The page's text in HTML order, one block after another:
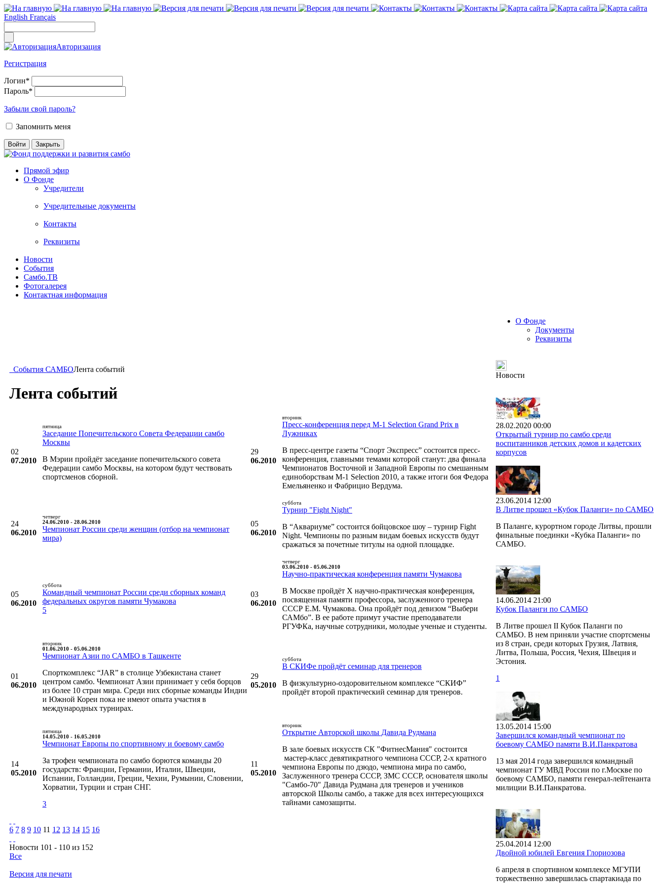
English Français
Авторизация
Регистрация
Логин*
Пароль*
Забыли свой пароль?
Запомнить меня
Прямой эфир
О Фонде
Учредители
Учредительные документы
Контакты
Реквизиты
Новости
События
Самбо.ТВ
Фотогалерея
Контактная информация
События САМБОЛента событий
Лента событий
02
07.2010
пятница
Заседание Попечительского Совета Федерации самбо
Москвы
В Мэрии пройдёт заседание попечительского совета
Федерации самбо Москвы, на котором будут чествовать
спортсменов сборной.
29
06.2010
вторник
Пресс-конференция перед M-1 Selection Grand Prix в
Лужниках
В пресс-центре газеты “Спорт Экспресс” состоится пресс-
конференция, главными темами которой станут: два финала
Чемпионатов Восточной и Западной Европы по смешанным
единоборствам M-1 Selection 2010, а также итоги боя Федора
Емельяненко и Фабрицио Вердума.
24
06.2010
четверг
24.06.2010 - 28.06.2010
Чемпионат России среди женщин (отбор на чемпионат
мира)
05
06.2010
суббота
Турнир "Fight Night"
В “Аквариуме” состоится бойцовское шоу – турнир Fight
Night. Чемпионы по разным видам боевых искусств будут
сражаться за почетные титулы на одной площадке.
05
06.2010
суббота
Командный чемпионат России среди сборных команд
федеральных округов памяти Чумакова
5
03
06.2010
четверг
03.06.2010 - 05.06.2010
Научно-практическая конференция памяти Чумакова
В Москве пройдёт X научно-практическая конференция,
посвященная памяти профессора, заслуженного тренера
СССР Е.М. Чумакова. Она пройдёт под девизом “Выбери
САМбо”. В ее работе примут участие преподаватели
РГУФКа, научные сотрудники, молодые ученые и студенты.
01
06.2010
вторник
01.06.2010 - 05.06.2010
Чемпионат Азии по САМБО в Ташкенте
Спорткомплекс “JAR” в столице Узбекистана станет
центром самбо. Чемпионат Азии принимает у себя борцов
из более 10 стран мира. Среди них сборные команды Индии
и Южной Кореи пока не имеют опыта участия в
международных турнирах.
29
05.2010
суббота
В СКИФе пройдёт семинар для тренеров
В физкультурно-оздоровительном комплексе “СКИФ”
пройдёт второй практический семинар для тренеров.
14
05.2010
пятница
14.05.2010 - 16.05.2010
Чемпионат Европы по спортивному и боевому самбо
За трофеи чемпионата по самбо борются команды 20
государств: Франции, Германии, Италии, Швеции,
Испании, Голландии, Греции, Чехии, Румынии, Словении,
Хорватии, Турции и стран СНГ.
3
11
05.2010
вторник
Открытие Авторской школы Давида Рудмана
В зале боевых искусств СК "ФитнесМания" состоится
мастер-класс девятикратного чемпиона СССР, 2-х кратного
чемпиона Европы по дзюдо, чемпиона мира по самбо,
Заслуженного тренера СССР, ЗМС СССР, основателя школы
"Самбо-70" Давида Рудмана для тренеров и учеников
авторской Школы самбо, а также для всех интересующихся
тайнами самозащиты.
6 7 8 9 10 11 12 13 14 15 16
Новости 101 - 110 из 152
Все
Версия для печати
О Фонде
Документы
Реквизиты
Новости
28.02.2020 00:00
Открытый турнир по самбо среди
воспитанников детских домов и кадетских
корпусов
23.06.2014 12:00
В Литве прошел «Кубок Паланги» по САМБО
В Паланге, курортном городе Литвы, прошли
финальные поединки «Кубка Паланги» по
САМБО.
14.06.2014 21:00
Кубок Паланги по САМБО
В Литве прошел II Кубок Паланги по
САМБО. В нем приняли участие спортсмены
из 8 стран, среди которых Грузия, Латвия,
Литва, Польша, Россия, Чехия, Швеция и
Эстония.
1
13.05.2014 15:00
Завершился командный чемпионат по
боевому САМБО памяти В.И.Панкратова
13 мая 2014 года завершился командный
чемпионат ГУ МВД России по г.Москве по
боевому САМБО, памяти генерал-лейтенанта
милиции В.И.Панкратова.
25.04.2014 12:00
Двойной юбилей Евгения Глориозова
6 апреля в спортивном комплексе МГУПИ
торжественно завершилась спартакиада по